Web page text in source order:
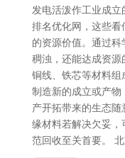
发电活泼作工业成
排名优化网，这些看
的资源价值。通过
稠浊，还能达成资源
铜线、铁芯等材料
制造新的成立或产
产开拓带来的生态
缘材料若解决欠妥
范回收至关首要。